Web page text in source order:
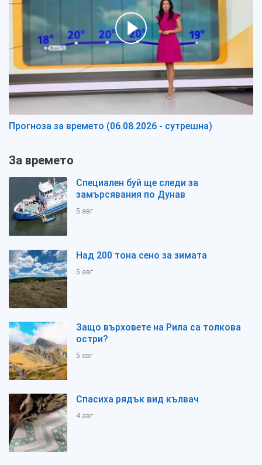
Прогноза за времето (06.08.2026 - сутрешна)
За времето
Специален буй ще следи за
замърсявания по Дунав
5 авг
Над 200 тона сено за зимата
5 авг
Защо върховете на Рила са толкова
остри?
5 авг
Спасиха рядък вид кълвач
4 авг